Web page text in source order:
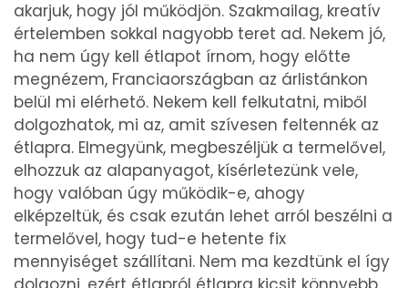
akarjuk, hogy jól működjön. Szakmailag, kreatív
értelemben sokkal nagyobb teret ad. Nekem jó,
ha nem úgy kell étlapot írnom, hogy előtte
megnézem, Franciaországban az árlistánkon
belül mi elérhető. Nekem kell felkutatni, miből
dolgozhatok, mi az, amit szívesen feltennék az
étlapra. Elmegyünk, megbeszéljük a termelővel,
elhozzuk az alapanyagot, kísérletezünk vele,
hogy valóban úgy működik-e, ahogy
elképzeltük, és csak ezután lehet arról beszélni a
termelővel, hogy tud-e hetente fix
mennyiséget szállítani. Nem ma kezdtünk el így